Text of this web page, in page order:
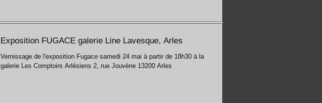
Exposition FUGACE galerie Line Lavesque, Arles
Vernissage de l'exposition Fugace samedi 24 mai à partir de 18h30 à la
galerie Les Comptoirs Arlésiens 2, rue Jouvène 13200 Arles